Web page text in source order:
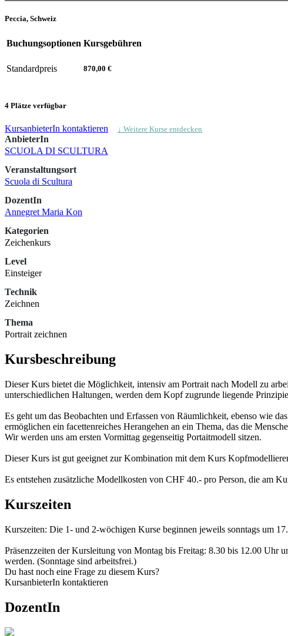
Peccia, Schweiz
Buchungsoptionen Kursgebühren
Standardpreis 870,00 €
4 Plätze verfügbar
KursanbieterIn kontaktieren ↓ Weitere Kurse entdecken
AnbieterIn
SCUOLA DI SCULTURA
Veranstaltungsort
Scuola di Scultura
DozentIn
Annegret Maria Kon
Kategorien
Zeichenkurs
Level
Einsteiger
Technik
Zeichnen
Thema
Portrait zeichnen
Kursbeschreibung
Dieser Kurs bietet die Möglichkeit, intensiv am Portrait nach Modell zu
unterschiedlichen Haltungen, werden dem Kopf zugrunde liegende
Es geht um das Beobachten und Erfassen von Räumlichkeit, ebenso wie
ermöglichen ein facettenreiches Herangehen an ein Thema, das die
Wir werden uns am ersten Vormittag gegenseitig Portaitmodell sitzen.
Dieser Kurs ist gut geeignet zur Kombination mit dem Kurs
Es entstehen zusätzliche Modellkosten von CHF 40.- pro Person, die am
Kurszeiten
Kurszeiten: Die 1- und 2-wöchigen Kurse beginnen jeweils sonntags um
Präsenzzeiten der Kursleitung von Montag bis Freitag: 8.30 bis 12.00 Uhr
werden. (Sonntage sind arbeitsfrei.)
Du hast noch eine Frage zu diesem Kurs?
KursanbieterIn kontaktieren
DozentIn